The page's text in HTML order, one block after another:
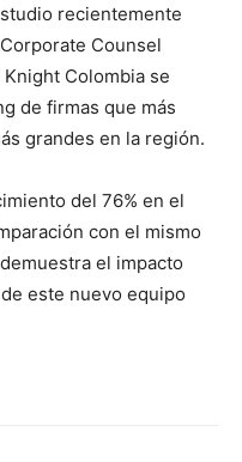
recientemente
Counsel
Colombia se
de firmas que más
grandes en la región.
del 76% en el
con el mismo
el impacto
este nuevo equipo